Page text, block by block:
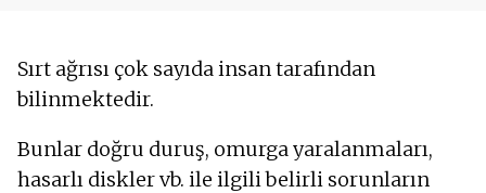
Sırt ağrısı çok sayıda insan tarafından
bilinmektedir.
Bunlar doğru duruş, omurga yaralanmaları,
hasarlı diskler vb. ile ilgili belirli sorunların